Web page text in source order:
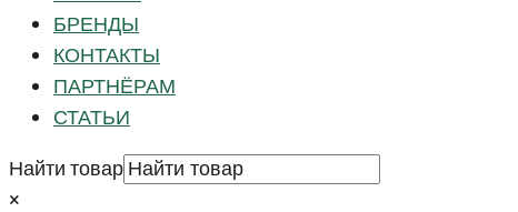
БРЕНДЫ
КОНТАКТЫ
ПАРТНЁРАМ
СТАТЬИ
Найти товар
×